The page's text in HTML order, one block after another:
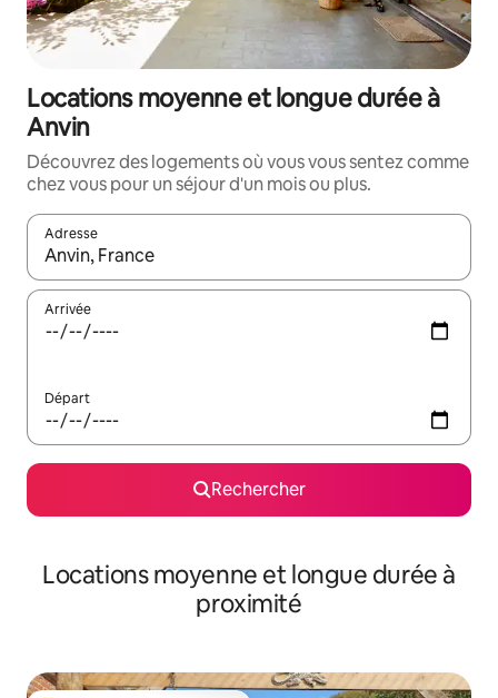
Locations moyenne et longue durée à
Anvin
Découvrez des logements où vous vous sentez comme
chez vous pour un séjour d'un mois ou plus.
Adresse
Lorsque les résultats s'affichent, utilisez les flèches vers le
Arrivée
Départ
Rechercher
Locations moyenne et longue durée à
proximité